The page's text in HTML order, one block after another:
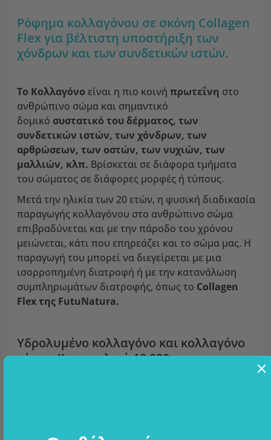
Ρόφημα κολλαγόνου σε σκόνη Collagen
Flex για βέλτιστη υποστήριξη των
χόνδρων και των συνδετικών ιστών.
Το Κολλαγόνο είναι η πιο κοινή πρωτεΐνη στο
ανθρώπινο σώμα και σημαντικό
δομικό συστατικό του δέρματος, των
συνδετικών ιστών, των χόνδρων, των
αρθρώσεων, των οστών, των νυχιών, των
μαλλιών, κλπ. Βρίσκεται σε διάφορα τμήματα
του σώματος σε διάφορες μορφές ή τύπους.
Μετά την ηλικία των 20 ετών, η φυσική διαδικασία
παραγωγής κολλαγόνου στο ανθρώπινο σώμα
επιβραδύνεται και με την πάροδο του χρόνου
μειώνεται, κάτι που επηρεάζει και το σώμα μας. Η
παραγωγή του μπορεί να διεγείρεται με μια
ισορροπημένη διατροφή ή με την κατανάλωση
συμπληρωμάτων διατροφής, όπως το Collagen
Flex της FutuNatura.
Υδρολυμένο κολλαγόνο και κολλαγόνο
τύπου II - συνολικά 10.000 mg